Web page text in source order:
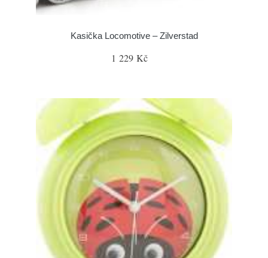
Kasička Locomotive – Zilverstad
1 229 Kč